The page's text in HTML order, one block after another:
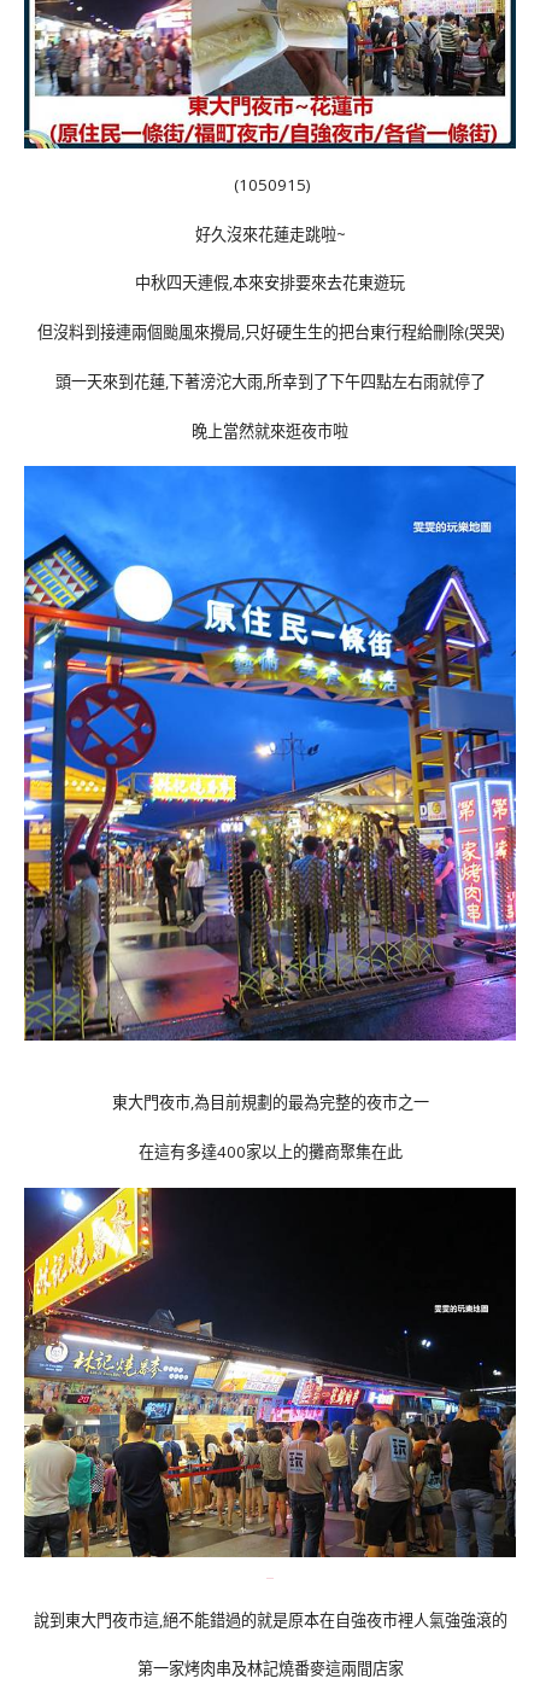
(1050915)
好久沒來花蓮走跳啦~
中秋四天連假,本來安排要來去花東遊玩
但沒料到接連兩個颱風來攪局,只好硬生生的把台東行程給刪除(哭哭)
頭一天來到花蓮,下著滂沱大雨,所幸到了下午四點左右雨就停了
晚上當然就來逛夜市啦
東大門夜市,為目前規劃的最為完整的夜市之一
在這有多達400家以上的攤商聚集在此
說到東大門夜市這,絕不能錯過的就是原本在自強夜市裡人氣強強滾的
第一家烤肉串及林記燒番麥這兩間店家